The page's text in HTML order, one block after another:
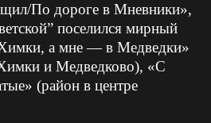
По дороге в Мневники»,
поселился мирный
а мне — в Медведки»
и Медведково), «С
(район в центре